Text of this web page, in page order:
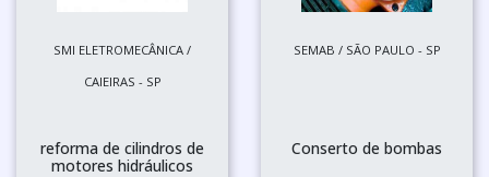
SMI ELETROMECÂNICA /
CAIEIRAS - SP
reforma de cilindros de
motores hidráulicos
SEMAB / SÃO PAULO - SP
Conserto de bombas